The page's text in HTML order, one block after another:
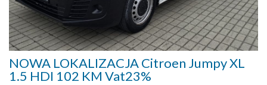
NOWA LOKALIZACJA Citroen Jumpy XL
1.5 HDI 102 KM Vat23%